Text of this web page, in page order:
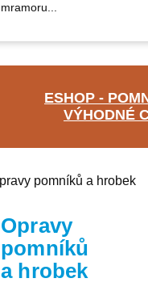
mramoru...
ESHOP -
VÝHODNÉ
Opravy
pomníků
a hrobek